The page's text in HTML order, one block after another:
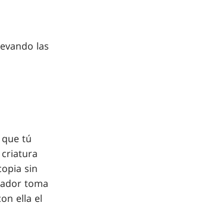
las
tú
sin
toma
ella el